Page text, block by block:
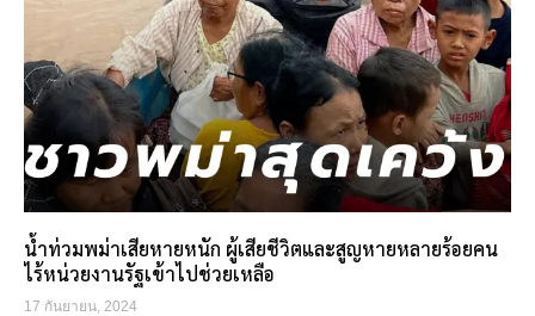
น้ำท่วมพม่าเสียหายหนัก ผู้เสียชีวิตและสูญหายหลายร้อยคน
ไร้หน่วยงานรัฐเข้าไปช่วยเหลือ
17 กันยายน, 2024